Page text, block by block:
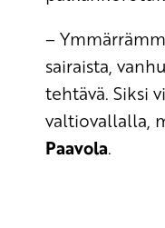
–
sairaista,
tehtävä. Siksi
valtiovallalla,
Paavola.